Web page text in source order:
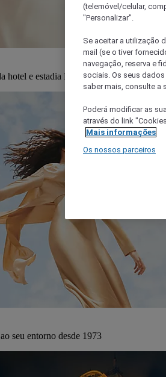
hotel e estadia Mercure única
seu entorno desde 1973
(telemóvel/celular,
"Personalizar".
Se aceitar a utilização
mail (se o tiver
navegação, reserva e
sociais. Os seus
saber mais, consulte a
Poderá modificar as
através do link
Mais informações
Os nossos parceiros